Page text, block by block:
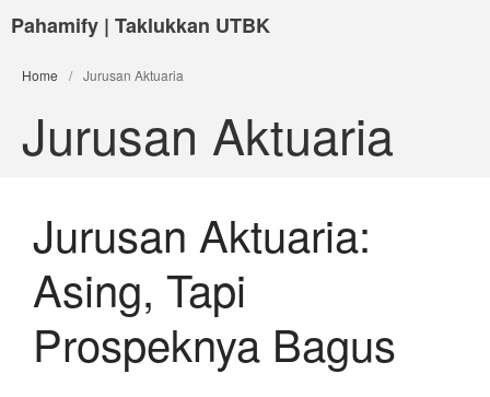
Pahamify | Taklukkan UTBK
Home / Jurusan Aktuaria
Jurusan Aktuaria
Jurusan Aktuaria:
Asing, Tapi
Prospeknya Bagus